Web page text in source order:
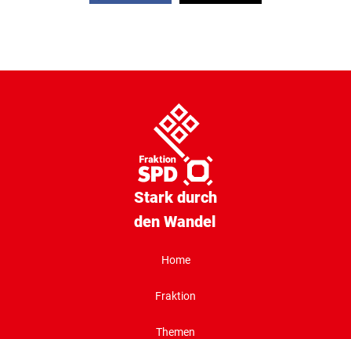
Stark durch
den Wandel
Home
Fraktion
Themen